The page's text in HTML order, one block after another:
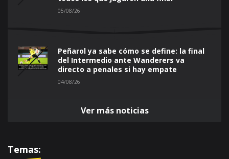
05/08/26
Peñarol ya sabe cómo se define: la final
del Intermedio ante Wanderers va
directo a penales si hay empate
04/08/26
Ver más noticias
Temas: